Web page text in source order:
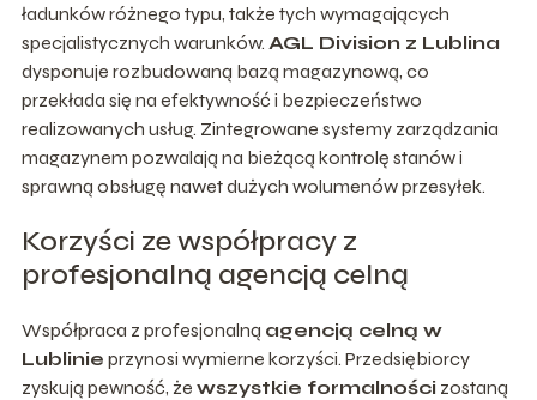
ładunków różnego typu, także tych wymagających
specjalistycznych warunków. AGL Division z Lublina
dysponuje rozbudowaną bazą magazynową, co
przekłada się na efektywność i bezpieczeństwo
realizowanych usług. Zintegrowane systemy zarządzania
magazynem pozwalają na bieżącą kontrolę stanów i
sprawną obsługę nawet dużych wolumenów przesyłek.
Korzyści ze współpracy z
profesjonalną agencją celną
Współpraca z profesjonalną agencją celną w
Lublinie przynosi wymierne korzyści. Przedsiębiorcy
zyskują pewność, że wszystkie formalności zostaną